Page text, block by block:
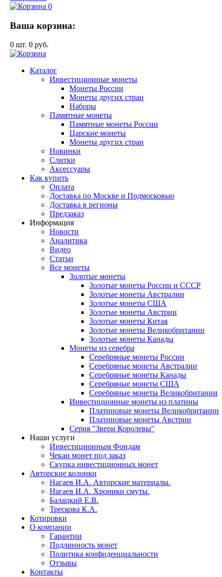
0
Ваша корзина:
0 шт. 0 руб.
Каталог
Инвестиционные монеты
Монеты России
Монеты других стран
Наборы
Памятные монеты
Памятные монеты России
Царские монеты
Монеты других стран
Новинки
Слитки
Аксессуары
Как купить
Оплата
Доставка по Москве и Подмосковью
Доставка в регионы
Предзаказ
Информация
Новости
Аналитика
Видео
Статьи
Все монеты
Золотые монеты
Золотые монеты России и СССР
Золотые монеты Австралии
Золотые монеты США
Золотые монеты Австрии
Золотые монеты Китая
Золотые монеты Великобритании
Золотые монеты Канады
Монеты из серебра
Серебряные монеты России
Серебряные монеты Австралии
Серебряные монеты Канады
Серебряные монеты США
Серебряные монеты Великобритании
Инвестиционные монеты из платины
Платиновые монеты Великобритании
Платиновые монеты Австрии
Серия "Звери Королевы"
Наши услуги
Инвестиционным Фондам
Чекан монет под заказ
Скупка инвестиционных монет
Авторские колонки
Нагаев И.А. Авторские материалы.
Нагаев И.А. Хроники смуты.
Балацкий Е.В.
Трескова К.А.
Котировки
О компании
Гарантии
Подлинность монет
Политика конфиденциальности
Отзывы
Контакты